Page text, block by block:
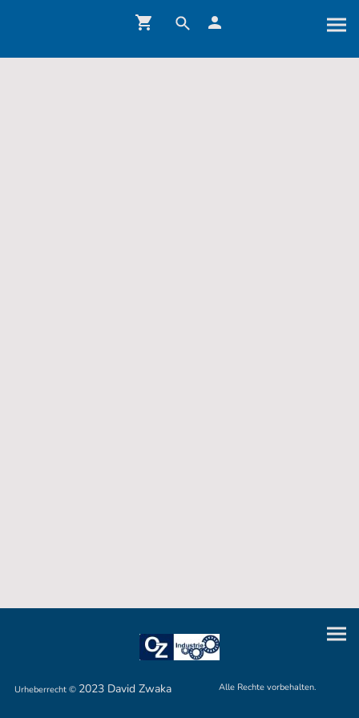
Urheberrecht © 2023 David Zwaka Alle Rechte vorbehalten.